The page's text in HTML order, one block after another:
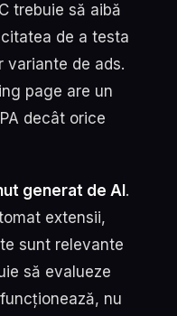
trebuie să aibă
de a testa
variante de ads.
page are un
decât orice
generat de AI .
extensii,
sunt relevante
să evalueze
nu